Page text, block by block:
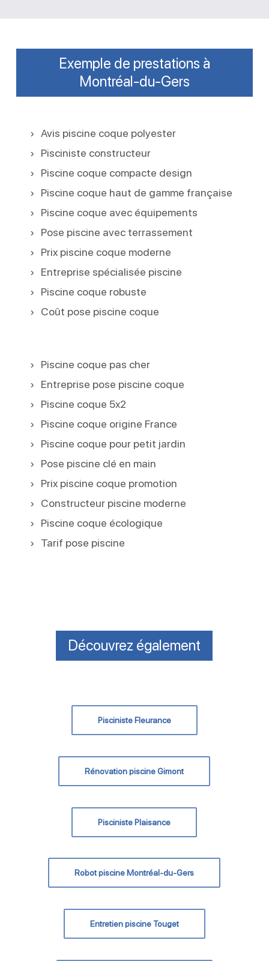
Exemple de prestations à
Montréal-du-Gers
Avis piscine coque polyester
Pisciniste constructeur
Piscine coque compacte design
Piscine coque haut de gamme française
Piscine coque avec équipements
Pose piscine avec terrassement
Prix piscine coque moderne
Entreprise spécialisée piscine
Piscine coque robuste
Coût pose piscine coque
Piscine coque pas cher
Entreprise pose piscine coque
Piscine coque 5x2
Piscine coque origine France
Piscine coque pour petit jardin
Pose piscine clé en main
Prix piscine coque promotion
Constructeur piscine moderne
Piscine coque écologique
Tarif pose piscine
Découvrez également
Pisciniste Fleurance
Rénovation piscine Gimont
Pisciniste Plaisance
Robot piscine Montréal-du-Gers
Entretien piscine Touget